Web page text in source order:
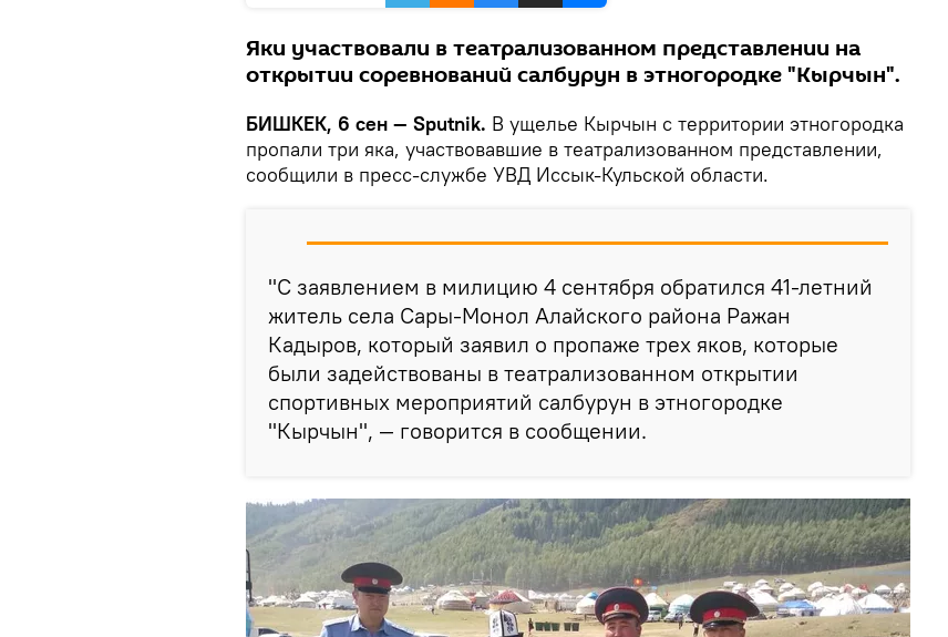
Яки участвовали в театрализованном представлении на
открытии соревнований салбурун в этногородке "Кырчын".
БИШКЕК, 6 сен — Sputnik. В ущелье Кырчын c территории этногородка
пропали три яка, участвовавшие в театрализованном представлении,
сообщили в пресс-службе УВД Иссык-Кульской области.
"С заявлением в милицию 4 сентября обратился 41-летний
житель села Сары-Монол Алайского района Ражан
Кадыров, который заявил о пропаже трех яков, которые
были задействованы в театрализованном открытии
спортивных мероприятий салбурун в этногородке
"Кырчын", — говорится в сообщении.